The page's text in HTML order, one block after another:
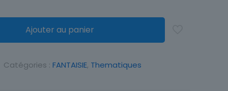
Ajouter au panier
Catégories : FANTAISIE, Thematiques